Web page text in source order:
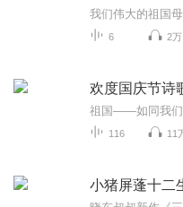
6 2万
欢度国庆节
116 11